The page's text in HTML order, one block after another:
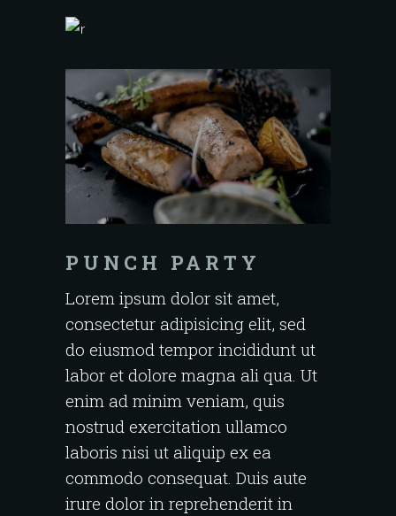
PUNCH PARTY
Lorem ipsum dolor sit amet,
consectetur adipisicing elit, sed
do eiusmod tempor incididunt ut
labor et dolore magna ali qua. Ut
enim ad minim veniam, quis
nostrud exercitation ullamco
laboris nisi ut aliquip ex ea
commodo consequat. Duis aute
irure dolor in reprehenderit in